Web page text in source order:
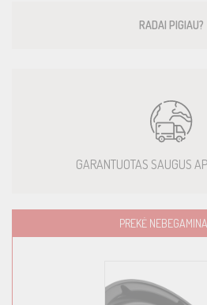
RADAI PIGIAU?
GARANTUOTAS SAUGUS
PREKĖ